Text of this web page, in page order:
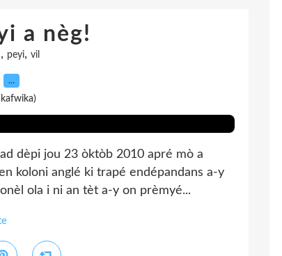
a nèg!
, peyi, vil
…
dèpi jou 23 òktòb 2010 apré mò a
koloni anglé ki trapé endépandans a-y
ola i ni an tèt a-y on prèmyé...